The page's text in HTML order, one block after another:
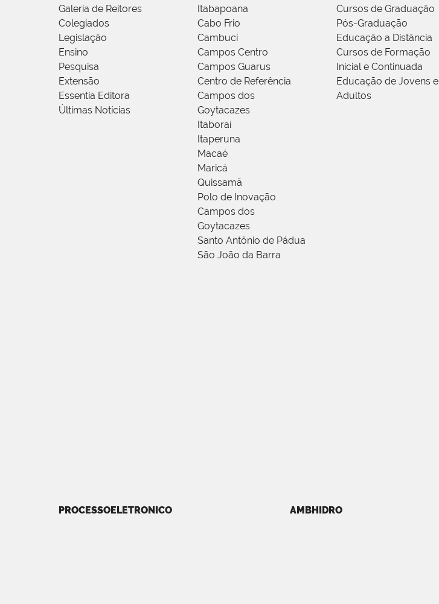
Galeria de Reitores
Colegiados
Legislação
Ensino
Pesquisa
Extensão
Essentia Editora
Últimas Notícias
Itabapoana
Cabo Frio
Cambuci
Campos Centro
Campos Guarus
Centro de Referência
Campos dos
Goytacazes
Itaboraí
Itaperuna
Macaé
Maricá
Quissamã
Polo de Inovação
Campos dos
Goytacazes
Santo Antônio de Pádua
São João da Barra
Cursos de Graduação
Pós-Graduação
Educação a Distância
Cursos de Formação
Inicial e Continuada
Educação de Jovens e
Adultos
PROCESSOELETRONICO AMBHIDRO